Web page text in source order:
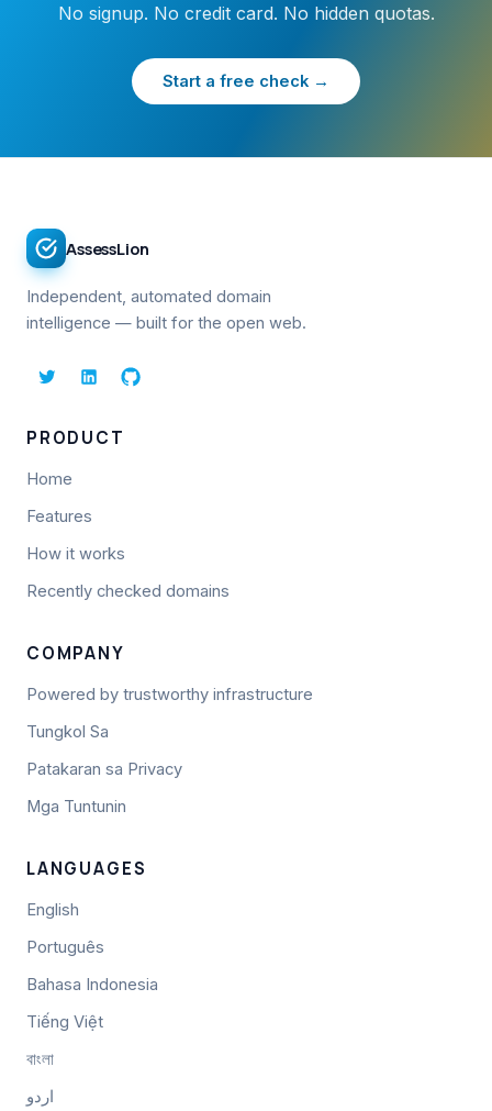
No signup. No credit card. No hidden quotas.
Start a free check →
AssessLion
Independent, automated domain
intelligence — built for the open web.
PRODUCT
Home
Features
How it works
Recently checked domains
COMPANY
Powered by trustworthy infrastructure
Tungkol Sa
Patakaran sa Privacy
Mga Tuntunin
LANGUAGES
English
Português
Bahasa Indonesia
Tiếng Việt
বাংলা
اردو